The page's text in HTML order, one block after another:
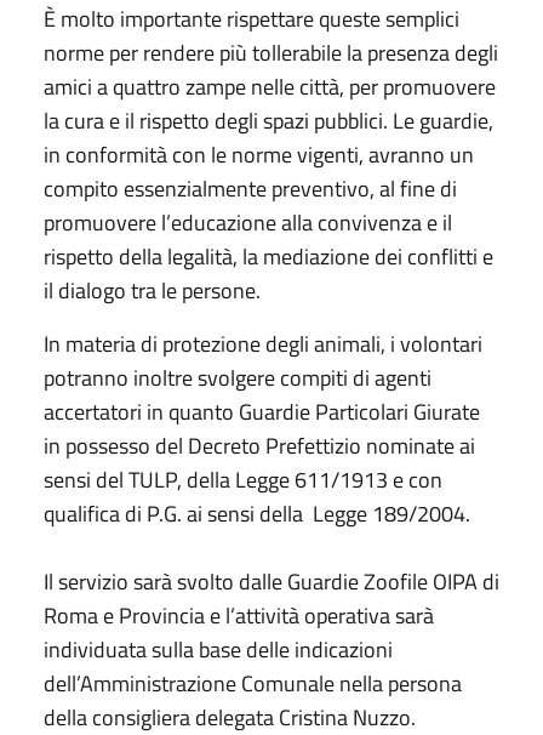
È molto importante rispettare queste semplici
norme per rendere più tollerabile la presenza degli
amici a quattro zampe nelle città, per promuovere
la cura e il rispetto degli spazi pubblici. Le guardie,
in conformità con le norme vigenti, avranno un
compito essenzialmente preventivo, al fine di
promuovere l’educazione alla convivenza e il
rispetto della legalità, la mediazione dei conflitti e
il dialogo tra le persone.
In materia di protezione degli animali, i volontari
potranno inoltre svolgere compiti di agenti
accertatori in quanto Guardie Particolari Giurate
in possesso del Decreto Prefettizio nominate ai
sensi del TULP, della Legge 611/1913 e con
qualifica di P.G. ai sensi della Legge 189/2004.
Il servizio sarà svolto dalle Guardie Zoofile OIPA di
Roma e Provincia e l’attività operativa sarà
individuata sulla base delle indicazioni
dell’Amministrazione Comunale nella persona
della consigliera delegata Cristina Nuzzo.